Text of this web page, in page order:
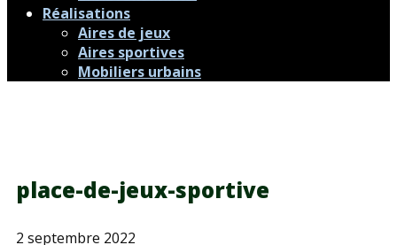
Réalisations
Aires de jeux
Aires sportives
Mobiliers urbains
place-de-jeux-sportive
2 septembre 2022